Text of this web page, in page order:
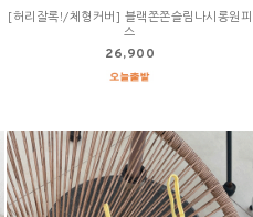
[허리잘록!/체형커버] 블랙쫀쫀슬림나시롱원피
스
26,900